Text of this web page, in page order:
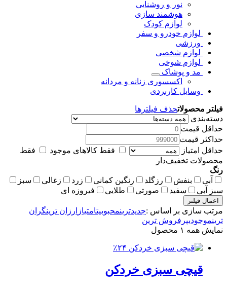
نور و روشنایی
هوشمند سازی
لوازم کودک
لوازم خودرو و سفر
ورزشی
لوازم شخصی
لوازم شوخی
مد و پوشاک
اکسسوری زنانه و مردانه
وسایل کاربردی
فیلتر محصولاتحذف فیلترها
دسته‌بندی
حداقل قیمت
حداکثر قیمت
حداقل امتیاز
فقط کالاهای موجود
فقط
محصولات تخفیف‌دار
رنگ
آبی
بنفش رزگلد رنگین کمانی زرد زغالی
سبز
سبز آبی
سفید صورتی طلایی فیروزه ای
اعمال فیلتر
مرتب سازی بر اساس :جدیدترینمحبوبیتامتیاز ارزان ترینگران
ترینموجودیپرفروش ترین
نمایش همه ۱ محصول
٪۲۴
قیچی سبزی خردکن